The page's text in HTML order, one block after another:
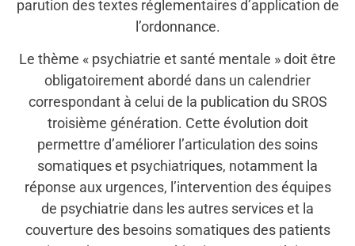
parution des textes réglementaires d’application de
l’ordonnance.
Le thème « psychiatrie et santé mentale » doit être
obligatoirement abordé dans un calendrier
correspondant à celui de la publication du SROS
troisième génération. Cette évolution doit
permettre d’améliorer l’articulation des soins
somatiques et psychiatriques, notamment la
réponse aux urgences, l’intervention des équipes
de psychiatrie dans les autres services et la
couverture des besoins somatiques des patients